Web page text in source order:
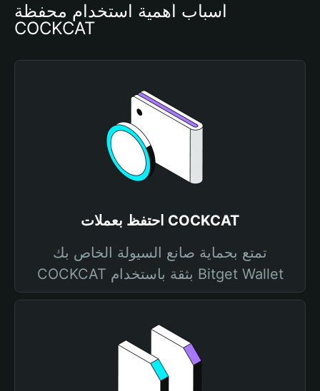
أسباب أهمية استخدام محفظة
COCKCAT
احتفظ بعملات COCKCAT
تمتع بحماية صانع السيولة الخاص بك
COCKCAT بثقة باستخدام Bitget Wallet